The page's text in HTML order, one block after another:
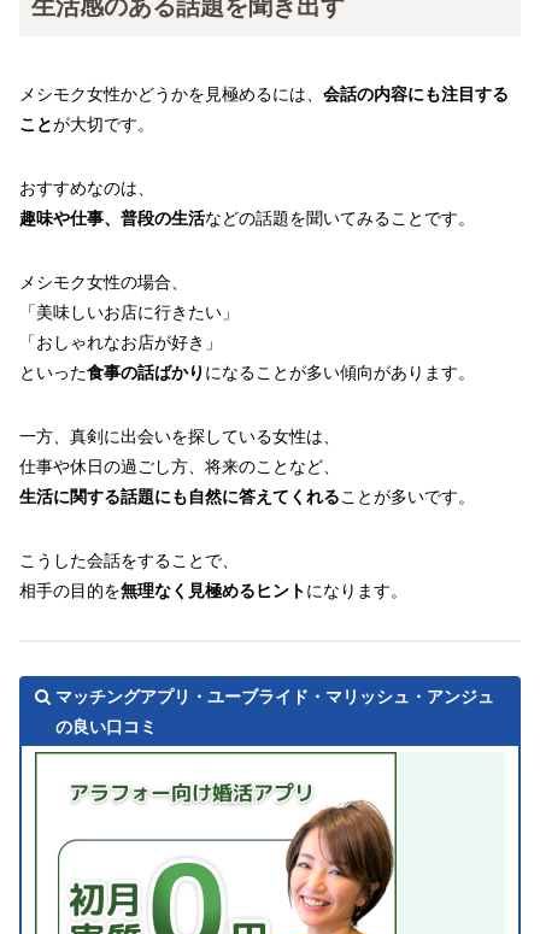
生活感のある話題を聞き出す
メシモク女性かどうかを見極めるには、 会話の内容にも注目する
ことが大切です。
おすすめなのは、
趣味や仕事、普段の生活などの話題を聞いてみることです。
メシモク女性の場合、
「美味しいお店に行きたい」
「おしゃれなお店が好き」
といった食事の話ばかり になることが多い傾向があります。
一方、真剣に出会いを探している女性は、
仕事や休日の過ごし方、将来のことなど、
生活に関する話題にも自然に答えてくれることが多いです。
こうした会話をすることで、
相手の目的を無理なく見極めるヒントになります。
マッチングアプリ・ユーブライド・マリッシュ・アンジュ
の良い口コミ